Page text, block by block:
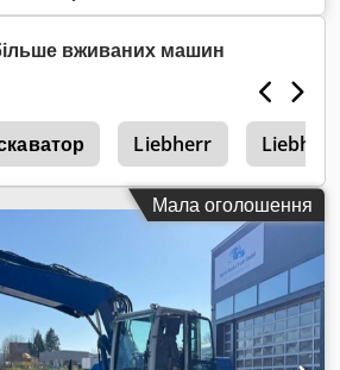
вживаних машин
Liebherr
Мала оголошення